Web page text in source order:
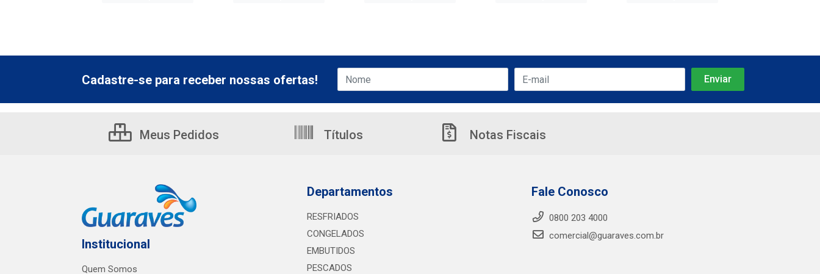
Cadastre-se para receber nossas ofertas!
Meus Pedidos Títulos Notas Fiscais
Institucional
Quem Somos
Departamentos
RESFRIADOS
CONGELADOS
EMBUTIDOS
PESCADOS
Fale Conosco
0800 203 4000
comercial@guaraves.com.br